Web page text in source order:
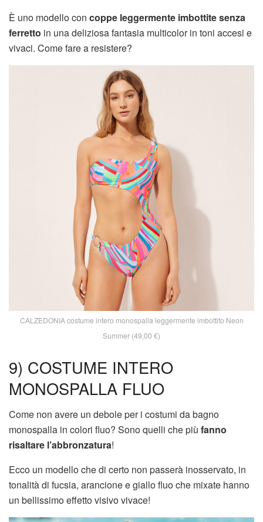
È uno modello con coppe leggermente imbottite senza
ferretto in una deliziosa fantasia multicolor in toni accesi e
vivaci. Come fare a resistere?
CALZEDONIA costume intero monospalla leggermente imbottito Neon
Summer (49,00 €)
9) COSTUME INTERO
MONOSPALLA FLUO
Come non avere un debole per i costumi da bagno
monospalla in colori fluo? Sono quelli che più fanno
risaltare l’abbronzatura!
Ecco un modello che di certo non passerà inosservato, in
tonalità di fucsia, arancione e giallo fluo che mixate hanno
un bellissimo effetto visivo vivace!